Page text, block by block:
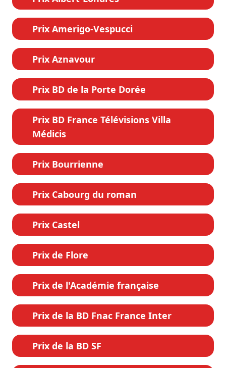
Prix Amerigo-Vespucci
Prix Aznavour
Prix BD de la Porte Dorée
Prix BD France Télévisions Villa
Médicis
Prix Bourrienne
Prix Cabourg du roman
Prix Castel
Prix de Flore
Prix de l'Académie française
Prix de la BD Fnac France Inter
Prix de la BD SF